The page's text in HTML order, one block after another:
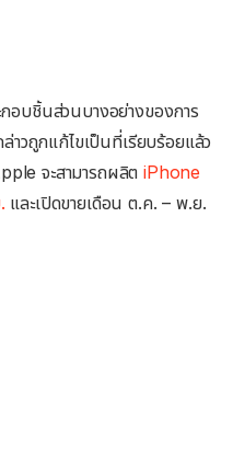
กอบชิ้นส่วนบางอย่างของการ
วถูกแก้ไขเป็นที่เรียบร้อยแล้ว
จะสามารถผลิตiPhone
และเปิดขายเดือน ต.ค. – พ.ย.